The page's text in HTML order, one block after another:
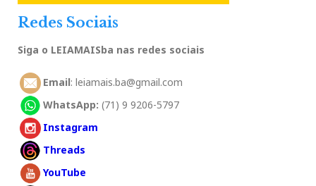
Redes Sociais
Siga o LEIAMAISba nas redes sociais
Email: leiamais.ba@gmail.com
WhatsApp: (71) 9 9206-5797
Instagram
Threads
YouTube